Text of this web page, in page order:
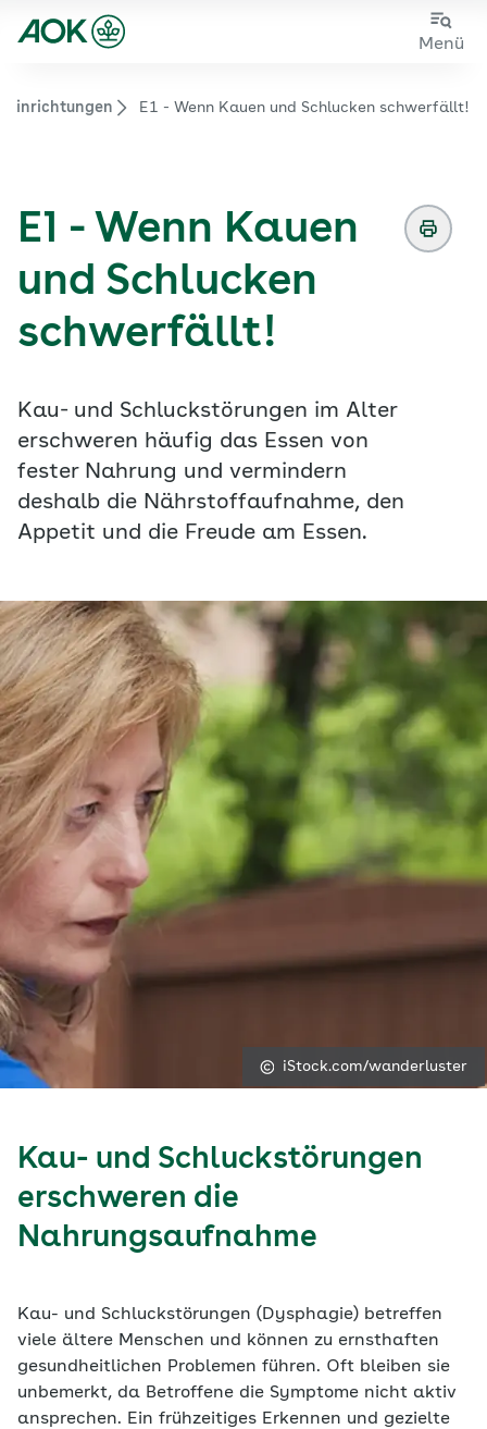
Sie sehen die Seite der
Zum
Zur
Menü
Zur Startseite von der Website aok.de/gp
E1 - Wenn Kauen und Schlucken schwerfällt!
E1 - Wenn Kauen
und Schlucken
schwerfällt!
Kau- und Schluckstörungen im Alter
erschweren häufig das Essen von
fester Nahrung und vermindern
deshalb die Nährstoffaufnahme, den
Appetit und die Freude am Essen.
iStock.com/wanderluster
Kau- und Schluckstörungen
erschweren die
Nahrungsaufnahme
Kau- und Schluckstörungen (Dysphagie) betreffen
viele ältere Menschen und können zu ernsthaften
gesundheitlichen Problemen führen. Oft bleiben sie
unbemerkt, da Betroffene die Symptome nicht aktiv
ansprechen. Ein frühzeitiges Erkennen und gezielte